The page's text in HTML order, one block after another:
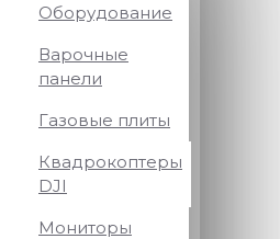
Оборудование
Варочные
панели
Газовые плиты
Квадрокоптеры
DJI
Мониторы